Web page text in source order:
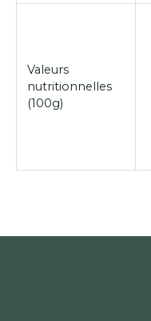
Valeurs
nutritionnelles
(100g)